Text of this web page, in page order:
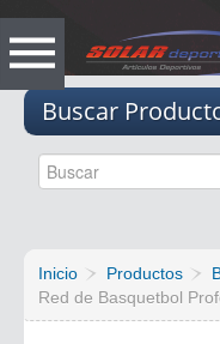
Buscar
Inicio Productos
Red de Basquetbol